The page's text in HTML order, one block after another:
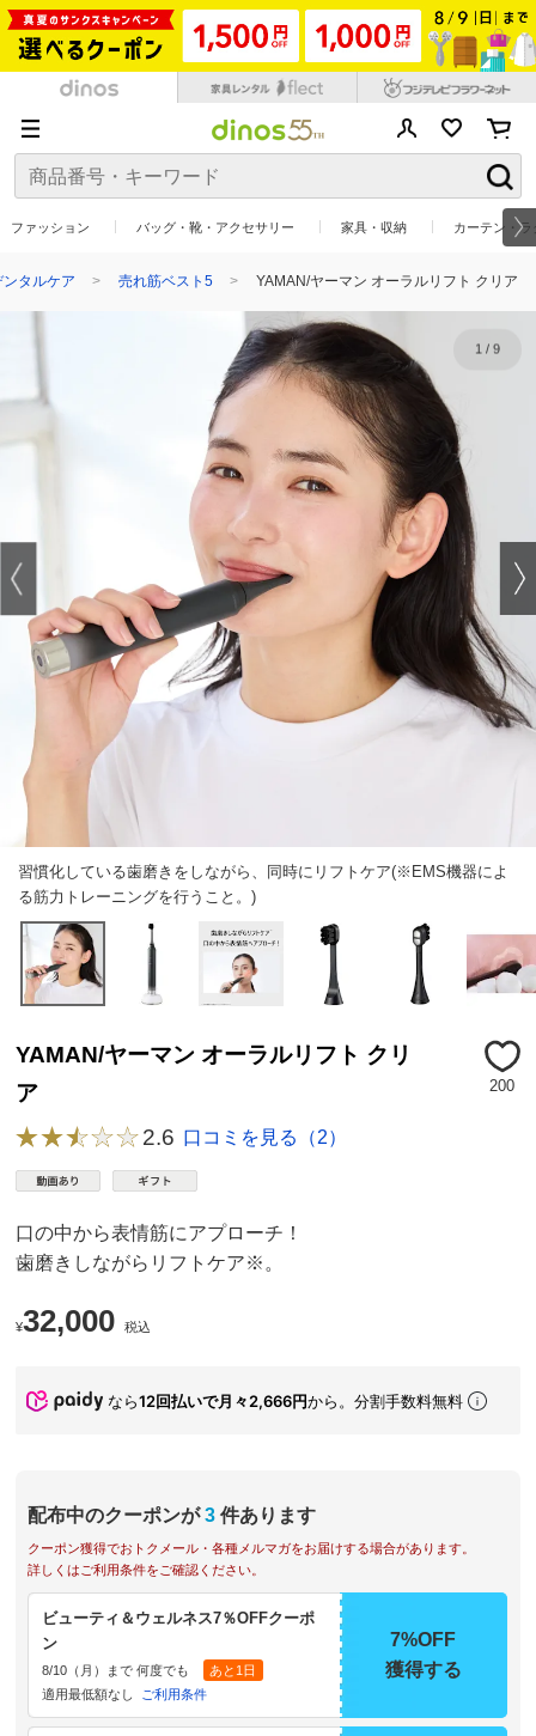
ファッション バッグ・靴・アクセサリー 家具・収納 カーテン・
タルケア 売れ筋ベスト5 YAMAN/ヤーマン オーラルリフト クリア
習慣化している歯磨きをしながら、同時にリフトケア(※EMS機器によ
る筋力トレーニングを行うこと。)
1/ 9
YAMAN/ヤーマン オーラルリフト クリ
ア
200
2.6 口コミを見る（2）
口の中から表情筋にアプローチ！
歯磨きしながらリフトケア※。
¥32,000 税込
なら12回払いで月々2,666円から。分割手数料無料
配布中のクーポンが 3 件あります
クーポン獲得でおトクメール・各種メルマガをお届けする場合があります。
詳しくはご利用条件をご確認ください。
ビューティ＆ウェルネス7％OFFクーポ
ン
8/10（月）まで 何度でも
あと1日
適用最低額なし
ご利用条件
7%OFF
獲得する